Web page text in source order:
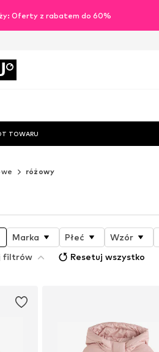
Oferty z rabatem do 60%
TOWARU
różowy
Marka Płeć Wzór
filtrów Resetuj wszystko